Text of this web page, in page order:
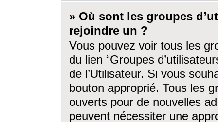
» Où sont les groupes
rejoindre un ?
Vous pouvez voir tous les
du lien “Groupes
de l’Utilisateur. Si vous
bouton approprié. Tous les
ouverts pour de nouvelles
peuvent nécessiter une